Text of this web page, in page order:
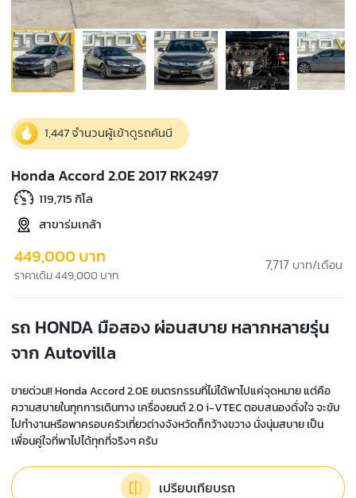
1,447 จำนวนผู้เข้าดูรถคันนี
Honda Accord 2.0E 2017 RK2497
119,715 กิโล
สาขาร่มเกล้า
449,000 บาท
ราคาเดิม 449,000 บาท
7,717 บาท/เดือน
รถ HONDA มือสอง ผ่อนสบาย หลากหลายรุ่น
จาก Autovilla
ขายด่วน!! Honda Accord 2.0E ยนตรกรรมที่ไม่ได้พาไปแค่จุดหมาย แต่คือ
ความสบายในทุกการเดินทาง เครื่องยนต์ 2.0 i-VTEC ตอบสนองดั่งใจ จะขับ
ไปทำงานหรือพาครอบครัวเที่ยวต่างจังหวัดก็กว้างขวาง นั่งนุ่มสบาย เป็น
เพื่อนคู่ใจที่พาไปได้ทุกที่จริงๆ ครับ
เปรียบเทียบรถ